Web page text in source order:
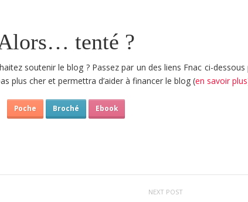
tenté ?
soutenir le blog ? Passez par un des liens Fnac ci-dessous
plus cher et permettra d’aider à financer le blog (en savoir plus
Poche Broché Ebook
NEXT POST